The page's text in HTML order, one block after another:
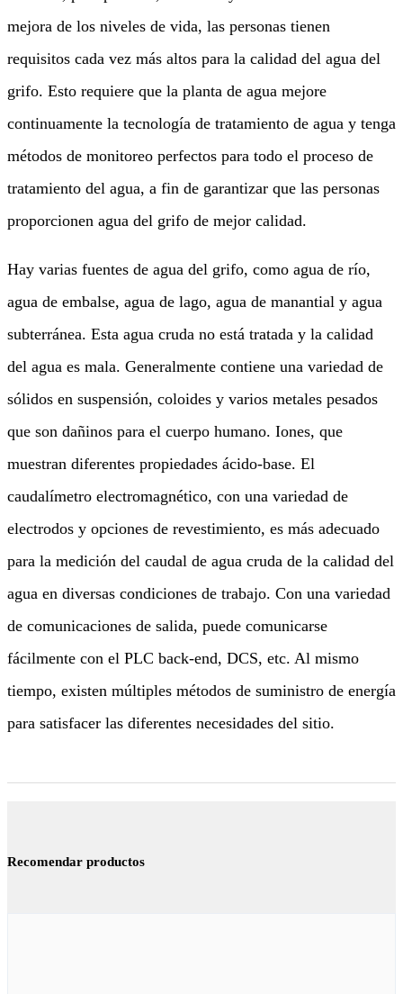
mejora de los niveles de vida, las personas tienen
requisitos cada vez más altos para la calidad del agua del
grifo. Esto requiere que la planta de agua mejore
continuamente la tecnología de tratamiento de agua y tenga
métodos de monitoreo perfectos para todo el proceso de
tratamiento del agua, a fin de garantizar que las personas
proporcionen agua del grifo de mejor calidad.
Hay varias fuentes de agua del grifo, como agua de río,
agua de embalse, agua de lago, agua de manantial y agua
subterránea. Esta agua cruda no está tratada y la calidad
del agua es mala. Generalmente contiene una variedad de
sólidos en suspensión, coloides y varios metales pesados ​​
que son dañinos para el cuerpo humano. Iones, que
muestran diferentes propiedades ácido-base. El
caudalímetro electromagnético, con una variedad de
electrodos y opciones de revestimiento, es más adecuado
para la medición del caudal de agua cruda de la calidad del
agua en diversas condiciones de trabajo. Con una variedad
de comunicaciones de salida, puede comunicarse
fácilmente con el PLC back-end, DCS, etc. Al mismo
tiempo, existen múltiples métodos de suministro de energía
para satisfacer las diferentes necesidades del sitio.
Recomendar productos